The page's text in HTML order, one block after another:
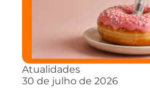
Atualidades
30 de julho de 2026